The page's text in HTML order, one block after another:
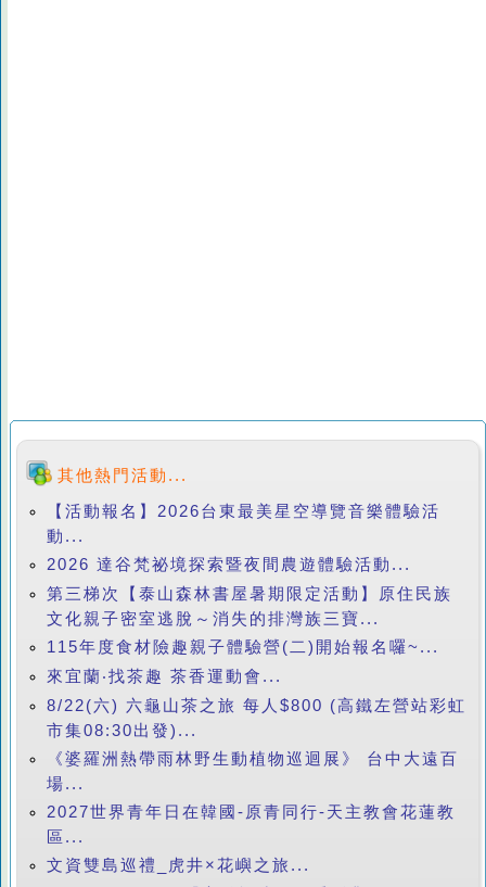
其他熱門活動...
【活動報名】2026台東最美星空導覽音樂體驗活
動...
2026 達谷梵祕境探索暨夜間農遊體驗活動...
第三梯次【泰山森林書屋暑期限定活動】原住民族
文化親子密室逃脫～消失的排灣族三寶...
115年度食材險趣親子體驗營(二)開始報名囉~...
來宜蘭‧找茶趣 茶香運動會...
8/22(六) 六龜山茶之旅 每人$800 (高鐵左營站彩虹
市集08:30出發)...
《婆羅洲熱帶雨林野生動植物巡迴展》 台中大遠百
場...
2027世界青年日在韓國-原青同行-天主教會花蓮教
區...
文資雙島巡禮_虎井×花嶼之旅...